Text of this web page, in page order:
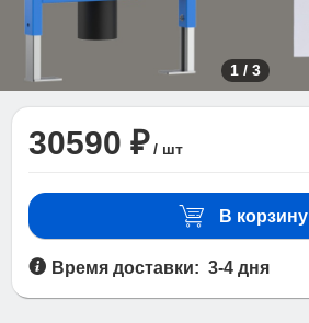
1 / 3
30590 ₽ / шт
В корзину
Время доставки: 3-4 дня